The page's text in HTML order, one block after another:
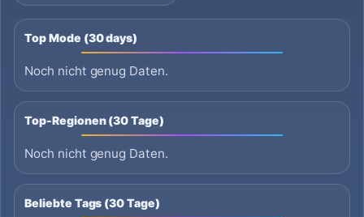
Top Mode (30 days)
Noch nicht genug Daten.
Top-Regionen (30 Tage)
Noch nicht genug Daten.
Beliebte Tags (30 Tage)